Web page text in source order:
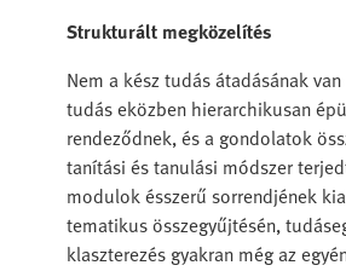
Strukturált megközelítés
Nem a kész tudás átadásának
tudás eközben hierarchikusan
rendeződnek, és a gondolatok
tanítási és tanulási módszer
modulok ésszerű sorrendjének
tematikus összegyűjtésén,
klaszterezés gyakran még az